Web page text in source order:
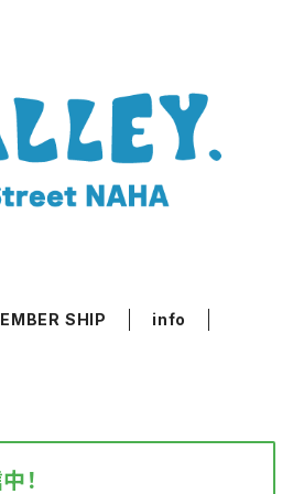
SHIP info
！